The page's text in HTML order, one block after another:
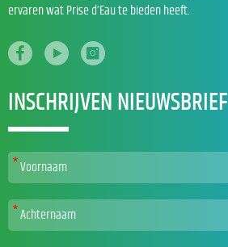
ervaren wat Prise d’Eau te bieden heeft.
INSCHRIJVEN NIEUWSBRIEF